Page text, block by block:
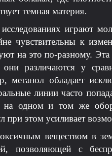
темная материя.
играют
чувствительны к
на это по-разному.
различаются у
метанол обладает
линии часто
на одном и том же
при этом усиливает
веществом в
позволяющей с